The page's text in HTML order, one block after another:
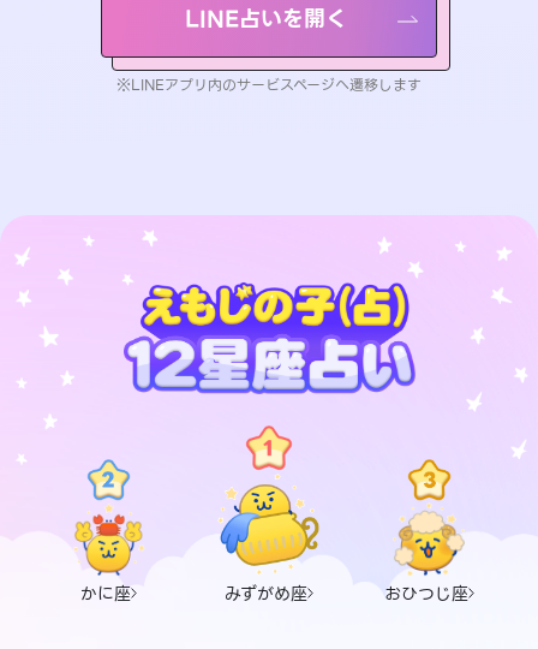
LINE占いを開く
※LINEアプリ内のサービスページへ遷移します
かに座 みずがめ座 おひつじ座